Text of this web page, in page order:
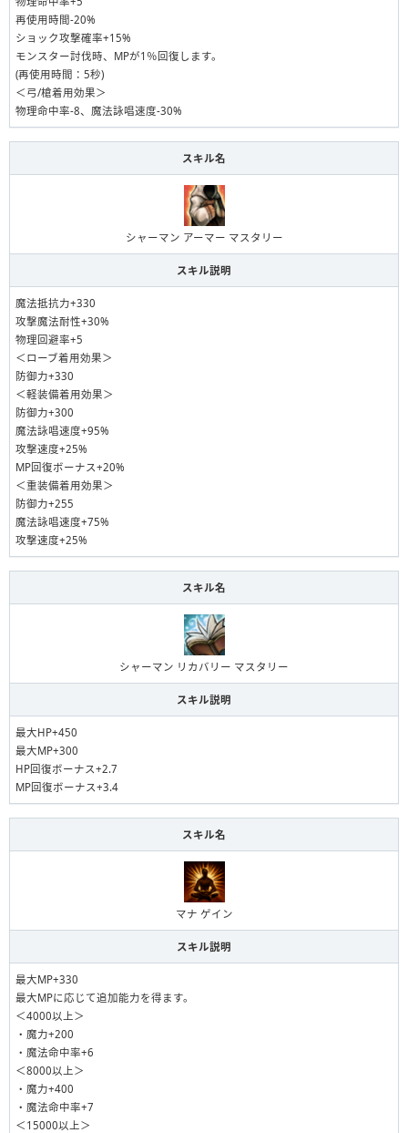
再使用時間-20%
ショック攻撃確率+15%
モンスター討伐時、MPが1％回復します。
(再使用時間：5秒)
＜弓/槍着用効果＞
物理命中率-8、魔法詠唱速度-30%
スキル名
シャーマン アーマー マスタリー
スキル説明
魔法抵抗力+330
攻撃魔法耐性+30%
物理回避率+5
＜ローブ着用効果＞
防御力+330
＜軽装備着用効果＞
防御力+300
魔法詠唱速度+95%
攻撃速度+25%
MP回復ボーナス+20%
＜重装備着用効果＞
防御力+255
魔法詠唱速度+75%
攻撃速度+25%
スキル名
シャーマン リカバリー マスタリー
スキル説明
最大HP+450
最大MP+300
HP回復ボーナス+2.7
MP回復ボーナス+3.4
スキル名
マナ ゲイン
スキル説明
最大MP+330
最大MPに応じて追加能力を得ます。
＜4000以上＞
・魔力+200
・魔法命中率+6
＜8000以上＞
・魔力+400
・魔法命中率+7
＜15000以上＞